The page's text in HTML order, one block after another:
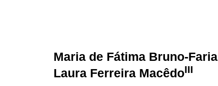
Maria de Fátima Bruno-Faria
Laura Ferreira MacêdoIII